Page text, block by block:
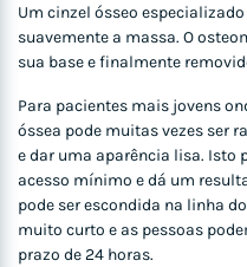
Um cinzel ósseo
suavemente a massa. O
sua base e finalmente
Para pacientes mais jovens
óssea pode muitas vezes ser
e dar uma aparência lisa. Isto
acesso mínimo e dá um
pode ser escondida na linha
muito curto e as pessoas
prazo de 24 horas.